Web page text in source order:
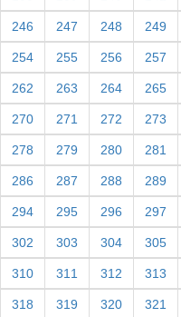
246 247 248 249
254 255 256 257
262 263 264 265
270 271 272 273
278 279 280 281
286 287 288 289
294 295 296 297
302 303 304 305
310 311 312 313
318 319 320 321